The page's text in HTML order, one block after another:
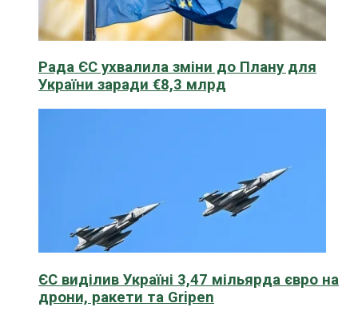
Рада ЄС ухвалила зміни до Плану для
України заради €8,3 млрд
ЄС виділив Україні 3,47 мільярда євро на
дрони, ракети та Gripen